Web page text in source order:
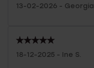
13-02-2026 -
18-12-2025 - Ine S.